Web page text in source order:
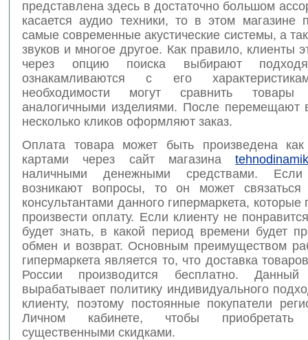
представлена здесь в достаточно большом
касается аудио техники, то в этом магазине
самые современные акустические системы, а
звуков и многое другое. Как правило, клиенты
через опцию поиска выбирают
ознакамливаются с его
необходимости могут сравнить
аналогичными изделиями. После перемещают
несколько кликов оформляют заказ.
Оплата товара может быть произведена как
картами через сайт магазина
наличными денежными средствами.
возникают вопросы, то он может
консультантами данного гипермаркета, которые
произвести оплату. Если клиенту не
будет знать, в какой период времени будет
обмен и возврат. Основным преимуществом
гипермаркета является то, что доставка
России производится бесплатно. Данный
вырабатывает политику индивидуального
клиенту, поэтому постоянные покупатели
Личном кабинете, чтобы
существенными скидками.